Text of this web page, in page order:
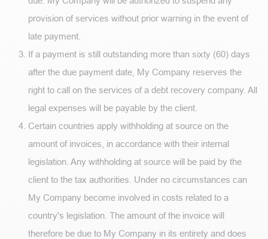
provision of services without prior warning in the event of
late payment.
If a payment is still outstanding more than sixty (60) days
after the due payment date, My Company reserves the
right to call on the services of a debt recovery company. All
legal expenses will be payable by the client.
Certain countries apply withholding at source on the
amount of invoices, in accordance with their internal
legislation. Any withholding at source will be paid by the
client to the tax authorities. Under no circumstances can
My Company become involved in costs related to a
country's legislation. The amount of the invoice will
therefore be due to My Company in its entirety and does